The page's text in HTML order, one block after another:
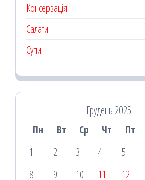
Консервація
Салати
Супи
Грудень 2025
Пн
Вт Ср Чт Пт
1
2 3 4 5
8
9 10 11 12